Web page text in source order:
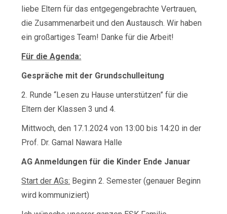
liebe Eltern für das entgegengebrachte Vertrauen,
die Zusammenarbeit und den Austausch. Wir haben
ein großartiges Team! Danke für die Arbeit!
Für die Agenda:
Gespräche mit der Grundschulleitung
2. Runde “Lesen zu Hause unterstützen” für die
Eltern der Klassen 3 und 4.
Mittwoch, den 17.1.2024 von 13:00 bis 14:20 in der
Prof. Dr. Gamal Nawara Halle
AG Anmeldungen für die Kinder Ende Januar
Start der AGs: Beginn 2. Semester (genauer Beginn
wird kommuniziert)